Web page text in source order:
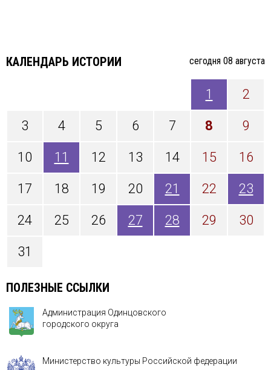
КАЛЕНДАРЬ ИСТОРИИ cегодня 08 августа
1 2
3 4 5 6 7 8 9
10 11 12 13 14 15 16
17 18 19 20 21 22 23
24 25 26 27 28 29 30
31
ПОЛЕЗНЫЕ ССЫЛКИ
Администрация Одинцовского
городского округа
Министерство культуры Российской федерации